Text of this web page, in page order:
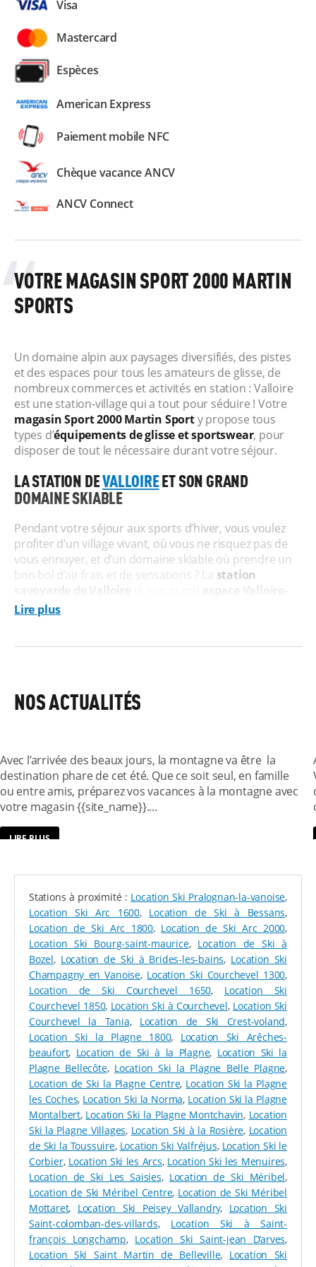
Visa
Mastercard
Espèces
American Express
Paiement mobile NFC
Chèque vacance ANCV
ANCV Connect
VOTRE MAGASIN SPORT 2000 MARTIN
SPORTS
Un domaine alpin aux paysages diversifiés, des pistes
et des espaces pour tous les amateurs de glisse, de
nombreux commerces et activités en station : Valloire
est une station-village qui a tout pour séduire ! Votre
magasin Sport 2000 Martin Sporty propose tous
types d’équipements de glisse et sportswear, pour
disposer de tout le nécessaire durant votre séjour.
LA STATION DEVALLOIREET SON GRAND
DOMAINE SKIABLE
Pendant votre séjour aux sports d’hiver, vous voulez
profiter d’un village vivant, où vous ne risquez pas de
vous ennuyer, et d’un domaine skiable où prendre un
bon bol d’air frais et de sensations ? La station
savoyarde de Valloire
espace Valloire-
Galibier-Thabor
cinéma, épiceries, boutiques de souvenirs : le village
l’endroit idéal pourlouer et acheter du matériel
vêtements et des accessoires de qualité
de pistesdont la majorité se situe au-dessus de 2000
mètres, c’est le bonheur assuré ! Les débutants s’y
plairont sur les espaces dédiés à l’apprentissage et les
pistes vertes, là où ceux qui ont un peu plus
rouges, et pourquoi pas noires. Valloire-Galibier-
SPORT 2000 MARTIN SPORT : 300 M2
D’ÉQUIPEMENTS DE GLISSE
À Valloire, lemagasin Sport 2000 Martin Sportest là
pour vous accompagner dans toutes vos pratiques de
montagne. Sur notre site de location, une grande
variété de matériel est proposée à prix avantageux :
Skis alpins adulte, avec des modèles débutants,
intermédiaires et confirmés.
Skis alpins pour enfant et ado, avec également
plusieurs catégories de niveaux.
Snowboards, pour les enfants dès 6-7 ans et pour
les adultes.
Mini skis, pour une maniabilité hors du commun.
Skis freestyle, pour vous faire plaisir en snowpark
et en bords de piste.
Skis freeride, pour les amateurs de poudreuse.
Vous voulez un modèle particulier ? Appelez-nous !
Vous voulez essayer plusieurs équipements pendant
votre séjour ? Choisissez l’option multiride! Vous
voulez des skis seuls ou un pack avec chaussures et
Lire plus
NOS ACTUALITÉS
VOTRE MAGASIN MARTIN SPORTS VOUS
D’AIR DE L’ÉTÉ !
Avec l’arrivée des beaux jours, la montagne va être la
destination phare de cet été. Que ce soit seul, en famille
ou entre amis, préparez vos vacances à la montagne avec
votre magasin {{site_name}}....
LIRE PLUS
Stations à proximité : Location Ski Pralognan-la-vanoise,
Location Ski Arc 1600, Location de Ski à Bessans,
Location de Ski Arc 1800, Location de Ski Arc 2000,
Location Ski Bourg-saint-maurice, Location de Ski à
Bozel, Location de Ski à Brides-les-bains, Location Ski
Champagny en Vanoise, Location Ski Courchevel 1300,
Location de Ski Courchevel 1650, Location Ski
Courchevel 1850, Location Ski à Courchevel, Location Ski
Courchevel la Tania, Location de Ski Crest-voland,
Location Ski la Plagne 1800, Location Ski Arêches-
beaufort, Location de Ski à la Plagne, Location Ski la
Plagne Bellecôte, Location Ski la Plagne Belle Plagne,
Location de Ski la Plagne Centre, Location Ski la Plagne
les Coches, Location Ski la Norma, Location Ski la Plagne
Montalbert, Location Ski la Plagne Montchavin, Location
Ski la Plagne Villages, Location Ski à la Rosière, Location
de Ski la Toussuire, Location Ski Valfréjus, Location Ski le
Corbier, Location Ski les Arcs, Location Ski les Menuires,
Location de Ski Les Saisies, Location de Ski Méribel,
Location de Ski Méribel Centre, Location de Ski Méribel
Mottaret, Location Ski Peisey Vallandry, Location Ski
Saint-colomban-des-villards, Location Ski à Saint-
françois Longchamp, Location Ski Saint-jean D’arves,
Location Ski Saint Martin de Belleville, Location Ski